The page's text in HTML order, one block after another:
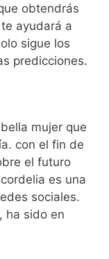
obtendrás
ayudará a
sigue los
predicciones.
mujer que
con el fin de
el futuro
es una
sociales.
ha sido en